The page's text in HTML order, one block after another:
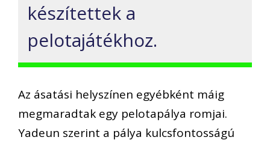
készítettek a
pelotajátékhoz.
Az ásatási helyszínen egyébként máig
megmaradtak egy pelotapálya romjai.
Yadeun szerint a pálya kulcsfontosságú